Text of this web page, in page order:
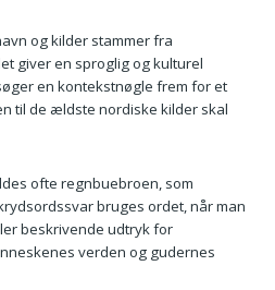
og kilder stammer fra
giver en sproglig og kulturel
en kontekstnøgle frem for et
til de ældste nordiske kilder skal
ofte regnbuebroen, som
bruges ordet, når man
beskrivende udtryk for
verden og gudernes